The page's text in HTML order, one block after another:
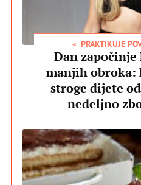
PRAKTIKUJE
Dan
manjih obroka:
stroge dijete
nedeljno